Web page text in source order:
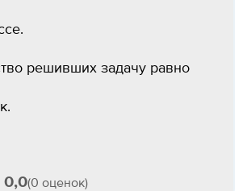
решивших задачу равно
0,0(0 оценок)